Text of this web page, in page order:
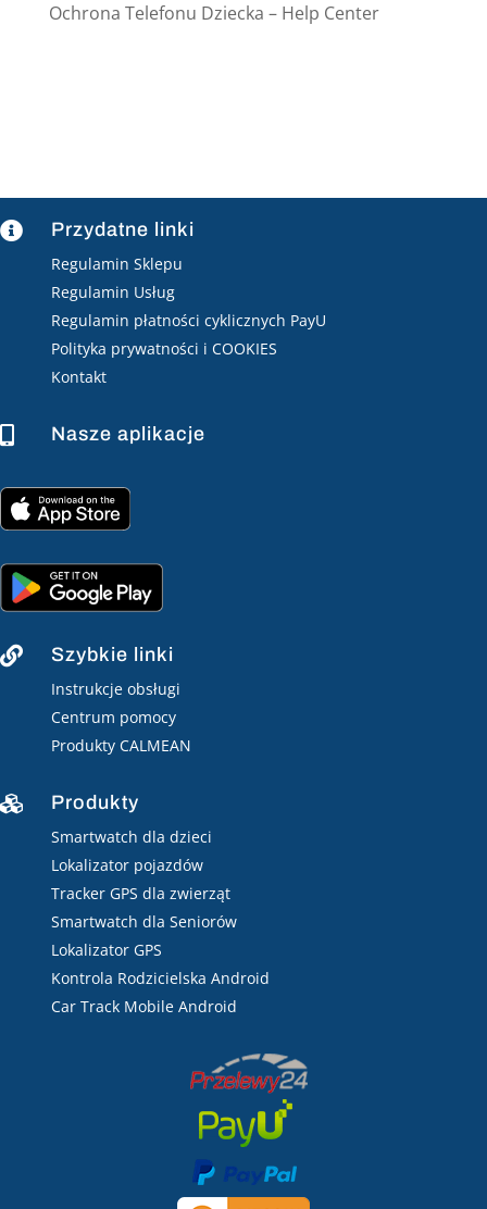
Ochrona Telefonu Dziecka – Help Center
 Przydatne linki
Regulamin Sklepu
Regulamin Usług
Regulamin płatności cyklicznych PayU
Polityka prywatności i COOKIES
Kontakt
 Nasze aplikacje
 Szybkie linki
Instrukcje obsługi
Centrum pomocy
Produkty CALMEAN
 Produkty
Smartwatch dla dzieci
Lokalizator pojazdów
Tracker GPS dla zwierząt
Smartwatch dla Seniorów
Lokalizator GPS
Kontrola Rodzicielska Android
Car Track Mobile Android